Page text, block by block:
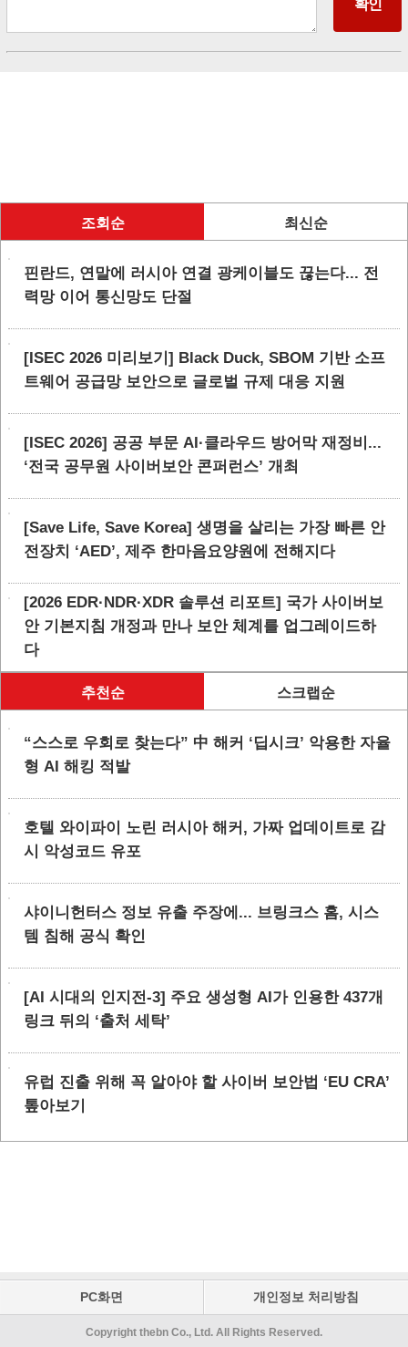
조회순 최신순
핀란드, 연말에 러시아 연결 광케이블도 끊는다... 전
력망 이어 통신망도 단절
[ISEC 2026 미리보기] Black Duck, SBOM 기반 소프
트웨어 공급망 보안으로 글로벌 규제 대응 지원
[ISEC 2026] 공공 부문 AI·클라우드 방어막 재정비...
‘전국 공무원 사이버보안 콘퍼런스’ 개최
[Save Life, Save Korea] 생명을 살리는 가장 빠른 안
전장치 ‘AED’, 제주 한마음요양원에 전해지다
[2026 EDR·NDR·XDR 솔루션 리포트] 국가 사이버보
안 기본지침 개정과 만나 보안 체계를 업그레이드하
다
추천순 스크랩순
“스스로 우회로 찾는다” 中 해커 ‘딥시크’ 악용한 자율
형 AI 해킹 적발
호텔 와이파이 노린 러시아 해커, 가짜 업데이트로 감
시 악성코드 유포
샤이니헌터스 정보 유출 주장에... 브링크스 홈, 시스
템 침해 공식 확인
[AI 시대의 인지전-3] 주요 생성형 AI가 인용한 437개
링크 뒤의 ‘출처 세탁’
유럽 진출 위해 꼭 알아야 할 사이버 보안법 ‘EU CRA’
톺아보기
PC화면 개인정보 처리방침
Copyright thebn Co., Ltd. All Rights Reserved.